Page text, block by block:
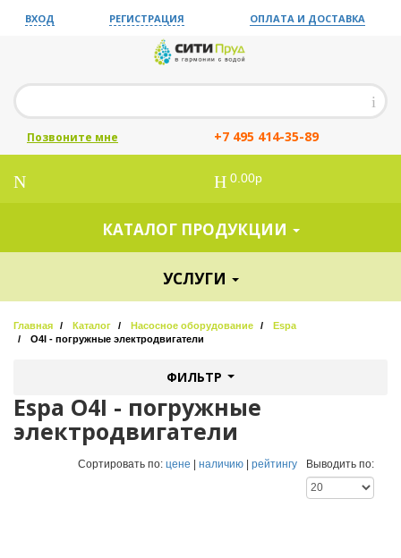
ВХОД РЕГИСТРАЦИЯ ОПЛАТА И ДОСТАВКА
Позвоните мне +7 495 414-35-89
0.00р
КАТАЛОГ ПРОДУКЦИИ
УСЛУГИ
Главная Каталог Насосное оборудование
Espa
O4I - погружные электродвигатели
ФИЛЬТР
Espa O4I - погружные
электродвигатели
Сортировать по: цене | наличию | рейтингу Выводить по: